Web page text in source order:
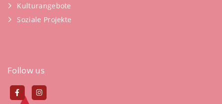
Kulturangebote
Soziale Projekte
Follow us